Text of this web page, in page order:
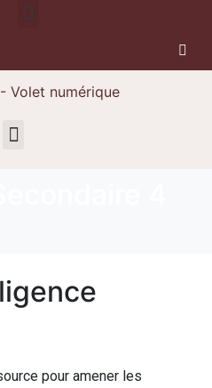
pour amener les